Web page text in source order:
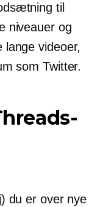
til
niveauer og
lange videoer,
som Twitter.
du er over nye